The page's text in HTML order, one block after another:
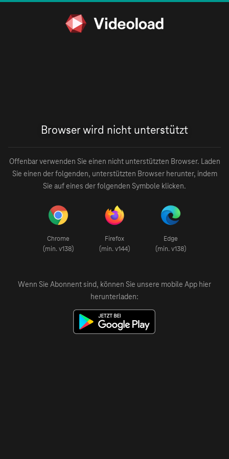
Browser wird nicht unterstützt
Offenbar verwenden Sie einen nicht unterstützten Browser. Laden
Sie einen der folgenden, unterstützten Browser herunter, indem
Sie auf eines der folgenden Symbole klicken.
Chrome
(min. v138)
Firefox
(min. v144)
Edge
(min. v138)
Wenn Sie Abonnent sind, können Sie unsere mobile App hier
herunterladen: